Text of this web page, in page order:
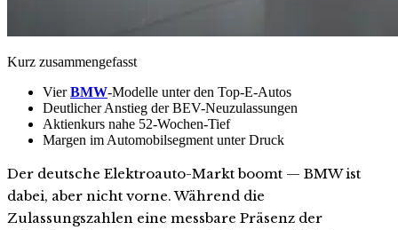
Kurz zusammengefasst
VierBMW-Modelle unter den Top-E-Autos
Deutlicher Anstieg der BEV-Neuzulassungen
Aktienkurs nahe 52-Wochen-Tief
Margen im Automobilsegment unter Druck
Der deutsche Elektroauto-Markt boomt — BMW ist
dabei, aber nicht vorne. Während die
Zulassungszahlen eine messbare Präsenz der